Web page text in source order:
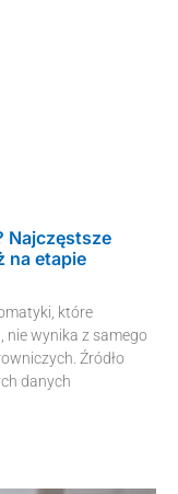
Najczęstsze
na etapie
które
nie wynika z samego
Źródło
danych